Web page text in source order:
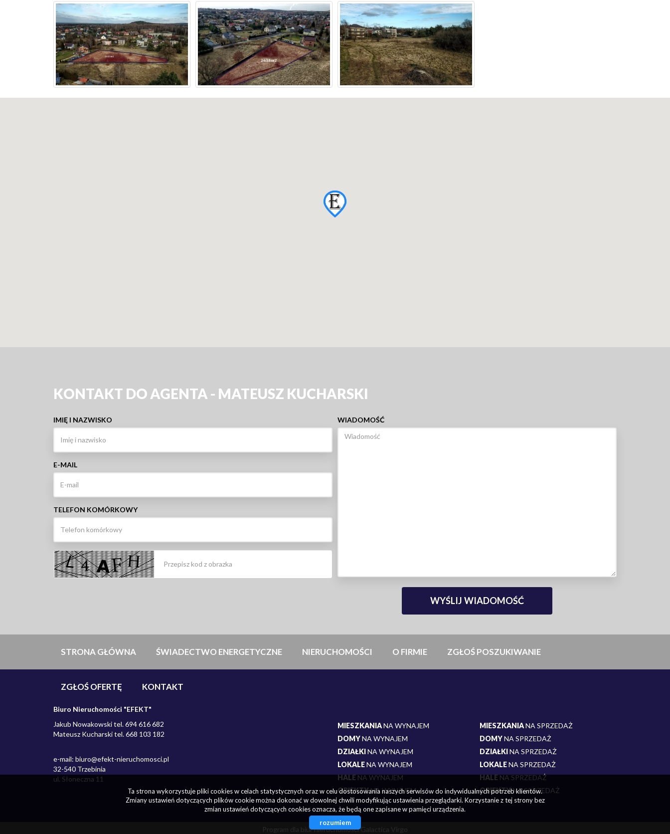
KONTAKT DO AGENTA - MATEUSZ KUCHARSKI
IMIĘ I NAZWISKO
E-MAIL
TELEFON KOMÓRKOWY
WIADOMOŚĆ
STRONA GŁÓWNA ŚWIADECTWO ENERGETYCZNE NIERUCHOMOŚCI O FIRMIE ZGŁOŚ POSZUKIWANIE
ZGŁOŚ OFERTĘ KONTAKT
Biuro Nieruchomości "EFEKT"
Jakub Nowakowski tel. 694 616 682
Mateusz Kucharski tel. 668 103 182
e-mail: biuro@efekt-nieruchomosci.pl
32-540 Trzebinia
ul. Słoneczna 11
MIESZKANIANA WYNAJEM
DOMYNA WYNAJEM
DZIAŁKINA WYNAJEM
LOKALENA WYNAJEM
HALENA WYNAJEM
OBIEKTYNA WYNAJEM
MIESZKANIANA SPRZEDAŻ
DOMYNA SPRZEDAŻ
DZIAŁKINA SPRZEDAŻ
LOKALENA SPRZEDAŻ
HALENA SPRZEDAŻ
OBIEKTYNA SPRZEDAŻ
Program dla biur nieruchomościGalactica Virgo
Ta strona wykorzystuje pliki cookies w celach statystycznych oraz w celu dostosowania naszych serwisów do indywidualnych potrzeb klientów.
Zmiany ustawień dotyczących plików cookie można dokonać w dowolnej chwili modyfikując ustawienia przeglądarki. Korzystanie z tej strony bez
zmian ustawień dotyczących cookies oznacza, że będą one zapisane w pamięci urządzenia.
rozumiem